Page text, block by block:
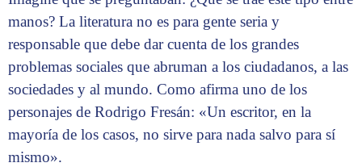
manos? La literatura no es para gente seria y
responsable que debe dar cuenta de los grandes
problemas sociales que abruman a los ciudadanos, a las
sociedades y al mundo. Como afirma uno de los
personajes de Rodrigo Fresán: «Un escritor, en la
mayoría de los casos, no sirve para nada salvo para sí
mismo».